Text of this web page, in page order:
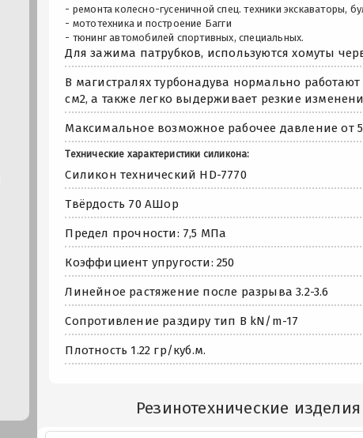
- ремонта колесно-гусеничной спец. техники экскаваторы,
- мототехника и построение Багги
- тюнинг автомобилей спортивных, специальных.
Для зажима патрубков, используются хомуты
В магистралях турбонадува нормально
см2, а также легко выдерживает резкие
Максимальное возможное рабочее давление от
Технические характеристики силикона:
Силикон технический HD-7770
Твёрдость 70 АШор
Предел прочности: 7,5 МПа
Коэффициент упругости: 250
Линейное растяжение после разрыва 3.2-3.6
Сопротивление раздиру тип В kN/m-17
Плотность 1.22 гр/куб.м.
Резинотехнические